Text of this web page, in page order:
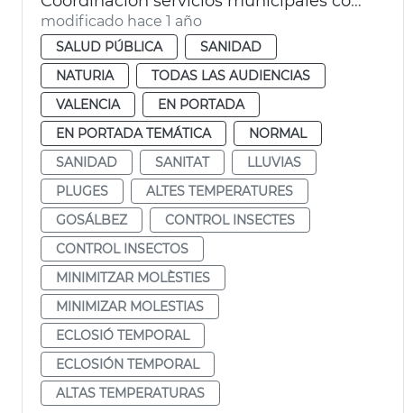
modificado hace 1 año
SALUD PÚBLICA
SANIDAD
NATURIA
TODAS LAS AUDIENCIAS
VALENCIA
EN PORTADA
EN PORTADA TEMÁTICA
NORMAL
SANIDAD
SANITAT
LLUVIAS
PLUGES
ALTES TEMPERATURES
GOSÁLBEZ
CONTROL INSECTES
CONTROL INSECTOS
MINIMITZAR MOLÈSTIES
MINIMIZAR MOLESTIAS
ECLOSIÓ TEMPORAL
ECLOSIÓN TEMPORAL
ALTAS TEMPERATURAS